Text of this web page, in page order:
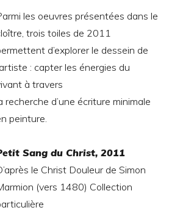
les oeuvres présentées dans le
trois toiles de 2011
d’explorer le dessein de
: capter les énergies du
à travers
recherche d’une écriture minimale
peinture.
Sang du Christ, 2011
le Christ Douleur de Simon
(vers 1480) Collection